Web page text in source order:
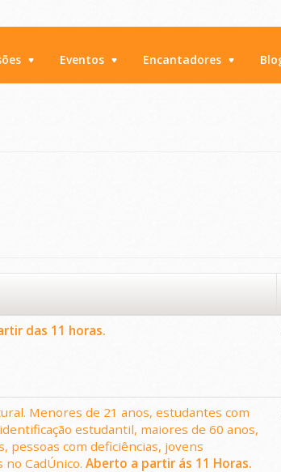
Eventos Encantadores
das 11 horas.
Menores de 21 anos, estudantes com
estudantil, maiores de 60 anos,
pessoas com deficiências, jovens
no CadÚnico. Aberto a partir ás 11 Horas.